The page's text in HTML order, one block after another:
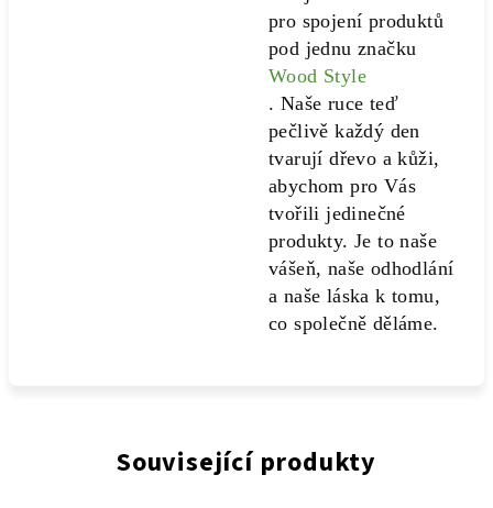
pro spojení produktů
pod jednu značku
Wood Style
. Naše ruce teď
pečlivě každý den
tvarují dřevo a kůži,
abychom pro Vás
tvořili jedinečné
produkty. Je to naše
vášeň, naše odhodlání
a naše láska k tomu,
co společně děláme.
Související produkty